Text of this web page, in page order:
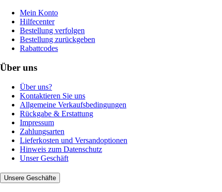
Mein Konto
Hilfecenter
Bestellung verfolgen
Bestellung zurückgeben
Rabattcodes
Über uns
Über uns?
Kontaktieren Sie uns
Allgemeine Verkaufsbedingungen
Rückgabe & Erstattung
Impressum
Zahlungsarten
Lieferkosten und Versandoptionen
Hinweis zum Datenschutz
Unser Geschäft
Unsere Geschäfte